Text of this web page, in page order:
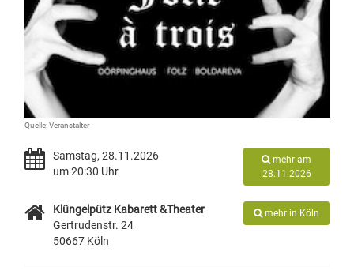
Quelle: Veranstalter
Samstag, 28.11.2026
um 20:30 Uhr
mehr am
28.11.2026
Klüngelpütz Kabarett &Theater
Gertrudenstr. 24
50667 Köln
mehr in Köln